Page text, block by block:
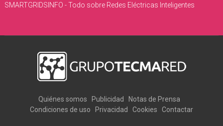
SMARTGRIDSINFO - Todo sobre Redes Eléctricas Inteligentes
Quiénes somos Publicidad
Notas de Prensa
Condiciones de uso
Privacidad Cookies Contactar